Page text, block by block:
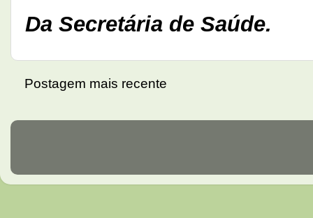
Da Secretária de Saúde.
Postagem mais recente